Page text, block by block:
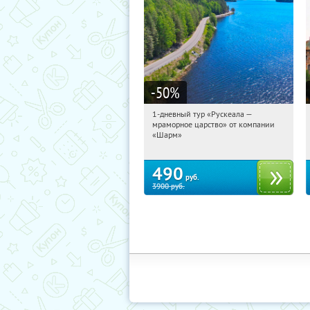
-50%
03:57:10 Купили:
Достоевская
1-дневный тур «Рускеала —
мраморное царство» от компании
«Шарм»
490 руб.
3900руб.